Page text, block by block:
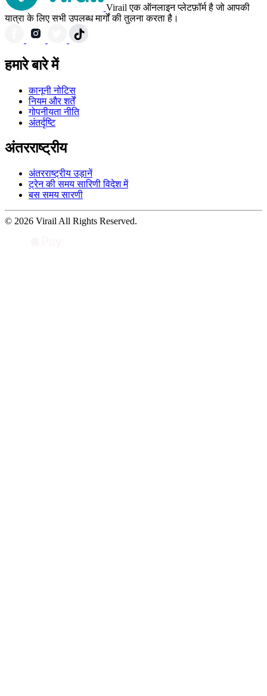
Virail एक ऑनलाइन प्लेटफ़ॉर्म है जो आपकी
यात्रा के लिए सभी उपलब्ध मार्गों की तुलना करता है।
हमारे बारे में
कानूनी नोटिस
नियम और शर्तें
गोपनीयता नीति
अंतर्दृष्टि
अंतरराष्ट्रीय
अंतरराष्ट्रीय उड़ानें
ट्रेन की समय सारिणी विदेश में
बस समय सारणी
© 2026 Virail All Rights Reserved.